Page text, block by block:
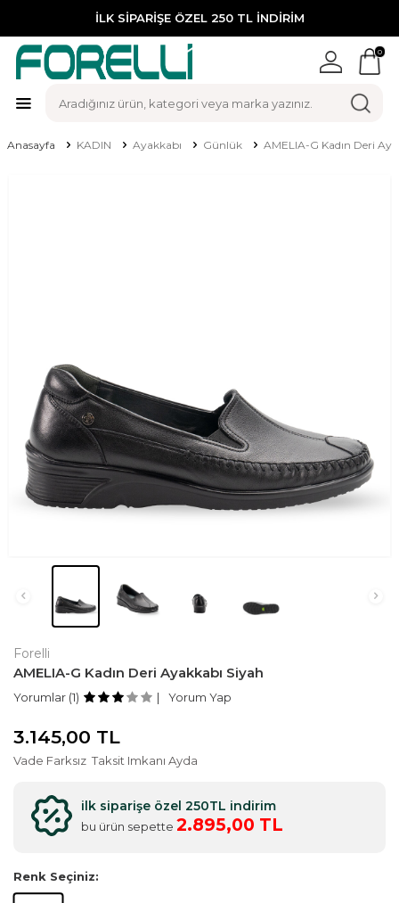
İLK SİPARİŞE ÖZEL 250 TL İNDİRİM
0
Anasayfa KADIN Ayakkabı Günlük AMELIA-G Kadın Deri
Forelli
AMELIA-G Kadın Deri Ayakkabı Siyah
Yorumlar (1) Yorum Yap
3.145,00 TL
Vade Farksız Taksit Imkanı Ayda
ilk siparişe özel 250TL indirim
bu ürün sepette 2.895,00 TL
Renk Seçiniz: